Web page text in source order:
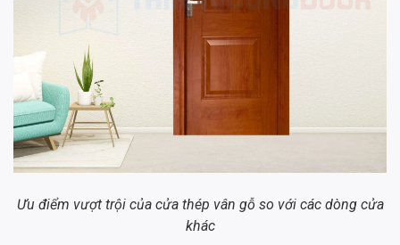
Ưu điểm vượt trội của cửa thép vân gỗ so với các dòng cửa
khác